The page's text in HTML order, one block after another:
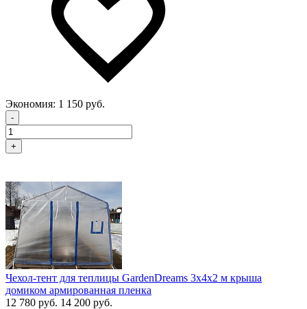
Экономия: 1 150 руб.
-
+
Чехол-тент для теплицы GardenDreams 3х4х2 м крыша
домиком армированная пленка
12 780 руб. 14 200 руб.